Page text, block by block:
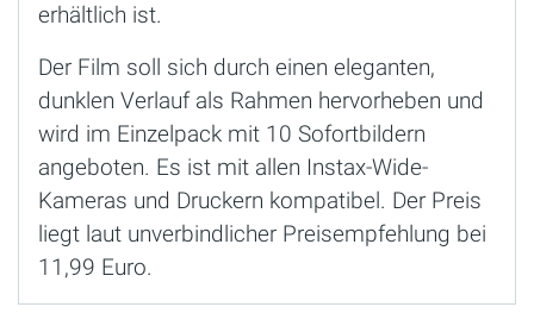
erhältlich ist.
Der Film soll sich durch einen eleganten,
dunklen Verlauf als Rahmen hervorheben und
wird im Einzelpack mit 10 Sofortbildern
angeboten. Es ist mit allen Instax-Wide-
Kameras und Druckern kompatibel. Der Preis
liegt laut unverbindlicher Preisempfehlung bei
11,99 Euro.